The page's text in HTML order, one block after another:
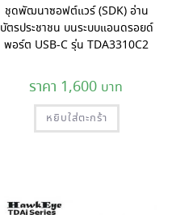
ชุดพัฒนาซอฟต์แวร์ (SDK) อ่าน
บัตรประชาชน บนระบบแอนดรอยด์
พอร์ต USB-C รุ่น TDA3310C2
1,600
หยิบใส่ตะกร้า